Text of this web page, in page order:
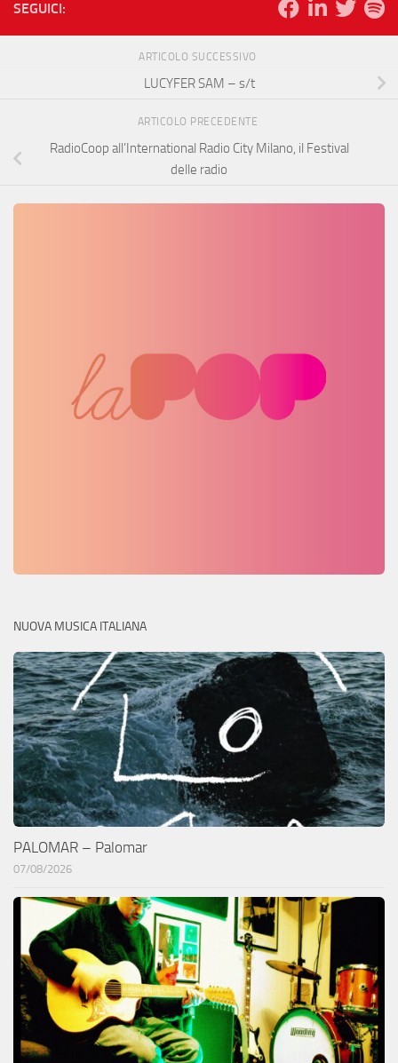
SEGUICI:
ARTICOLO SUCCESSIVO
LUCYFER SAM – s/t
ARTICOLO PRECEDENTE
RadioCoop all’International Radio City Milano, il Festival
delle radio
NUOVA MUSICA ITALIANA
PALOMAR – Palomar
07/08/2026